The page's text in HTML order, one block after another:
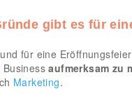
gibt es für
für eine
Businessaufmerksam zu
Marketing.